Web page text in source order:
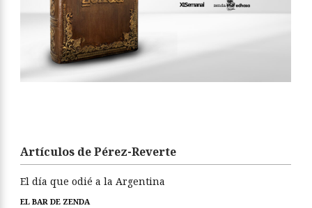
Artículos de Pérez-Reverte
El día que odié a la Argentina
EL BAR DE ZENDA